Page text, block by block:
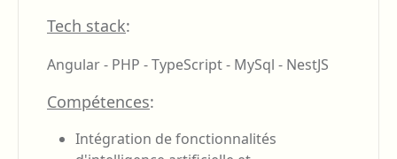
Tech stack:
Angular - PHP - TypeScript - MySql - NestJS
Compétences:
Intégration de fonctionnalités